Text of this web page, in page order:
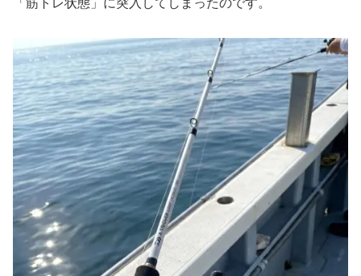
「筋トレ状態」に突入してしまったのです。